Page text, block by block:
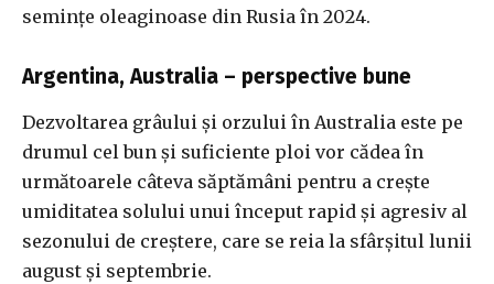
semințe oleaginoase din Rusia în 2024.
Argentina, Australia – perspective bune
Dezvoltarea grâului și orzului în Australia este pe
drumul cel bun și suficiente ploi vor cădea în
următoarele câteva săptămâni pentru a crește
umiditatea solului unui început rapid și agresiv al
sezonului de creștere, care se reia la sfârșitul lunii
august și septembrie.